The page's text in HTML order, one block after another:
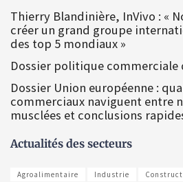
Thierry Blandinière, InVivo : «
créer un grand groupe
des top 5 mondiaux »
Dossier politique commerciale
Dossier Union européenne :
commerciaux naviguent entre
musclées et conclusions
Actualités des secteurs
Agroalimentaire Industrie